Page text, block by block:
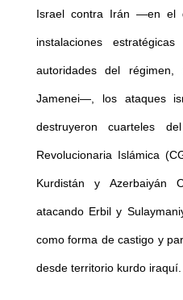
Israel contra Irán —en el
instalaciones
autoridades del
Jamenei—, los ataques
destruyeron cuarteles
Revolucionaria Islámica
Kurdistán y Azerbaiyán
atacando Erbil y
como forma de castigo y
desde territorio kurdo iraquí.